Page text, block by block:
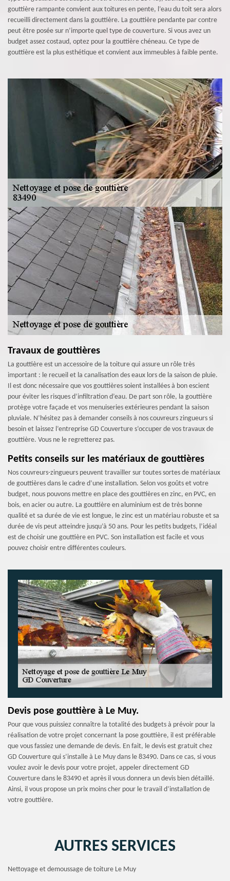
gouttière rampante convient aux toitures en pente, l’eau du toit sera alors
recueilli directement dans la gouttière. La gouttière pendante par contre
peut être posée sur n’importe quel type de couverture. Si vous avez un
budget assez costaud, optez pour la gouttière chéneau. Ce type de
gouttière est la plus esthétique et convient aux immeubles à faible pente.
Travaux de gouttières
La gouttière est un accessoire de la toiture qui assure un rôle très
important : le recueil et la canalisation des eaux lors de la saison de pluie.
Il est donc nécessaire que vos gouttières soient installées à bon escient
pour éviter les risques d’infiltration d’eau. De part son rôle, la gouttière
protège votre façade et vos menuiseries extérieures pendant la saison
pluviale. N’hésitez pas à demander conseils à nos couvreurs zingueurs si
besoin et laissez l’entreprise GD Couverture s’occuper de vos travaux de
gouttière. Vous ne le regretterez pas.
Petits conseils sur les matériaux de gouttières
Nos couvreurs-zingueurs peuvent travailler sur toutes sortes de matériaux
de gouttières dans le cadre d’une installation. Selon vos goûts et votre
budget, nous pouvons mettre en place des gouttières en zinc, en PVC, en
bois, en acier ou autre. La gouttière en aluminium est de très bonne
qualité et sa durée de vie est longue, le zinc est un matériau robuste et sa
durée de vis peut atteindre jusqu’à 50 ans. Pour les petits budgets, l’idéal
est de choisir une gouttière en PVC. Son installation est facile et vous
pouvez choisir entre différentes couleurs.
Devis pose gouttière à Le Muy.
Pour que vous puissiez connaître la totalité des budgets à prévoir pour la
réalisation de votre projet concernant la pose gouttière, il est préférable
que vous fassiez une demande de devis. En fait, le devis est gratuit chez
GD Couverture qui s’installe à Le Muy dans le 83490. Dans ce cas, si vous
voulez avoir le devis pour votre projet, appeler directement GD
Couverture dans le 83490 et après il vous donnera un devis bien détaillé.
Ainsi, il vous propose un prix moins cher pour le travail d’installation de
votre gouttière.
AUTRES SERVICES
Nettoyage et demoussage de toiture Le Muy